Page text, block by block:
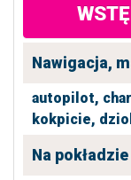
Nawigacja,
autopilot,
kokpicie,
Na pokładzie